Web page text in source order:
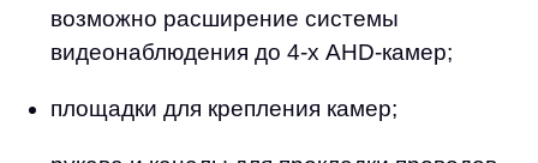
возможно расширение системы
видеонаблюдения до 4-х AHD-камер;
площадки для крепления камер;